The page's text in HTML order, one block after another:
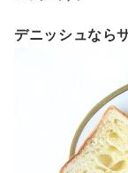
デニッシュなら